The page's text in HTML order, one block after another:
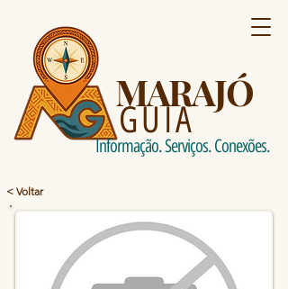
MARAJÓ
GUIA
Informação. Serviços. Conexões.
< Voltar